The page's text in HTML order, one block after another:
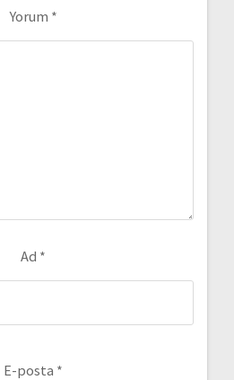
Yorum *
Ad *
E-posta *